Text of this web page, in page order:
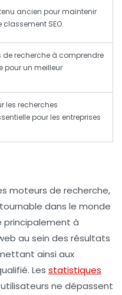
ancien pour maintenir
SEO.
de recherche à comprendre
pour un meilleur
les recherches
pour les entreprises
moteurs de recherche,
dans le monde
principalement à
au sein des résultats
ainsi aux
Les statistiques
ne dépassent